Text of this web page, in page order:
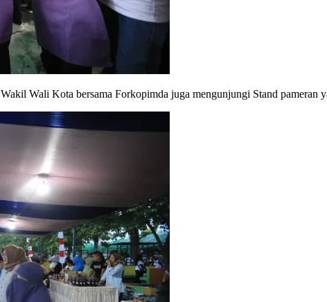
Wali Kota bersama Forkopimda juga mengunjungi Stand